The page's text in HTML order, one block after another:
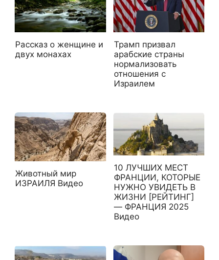
Рассказ о женщине и
двух монахах
Трамп призвал
арабские страны
нормализовать
отношения с
Израилем
Животный мир
ИЗРАИЛЯ Видео
10 ЛУЧШИХ МЕСТ
ФРАНЦИИ, КОТОРЫЕ
НУЖНО УВИДЕТЬ В
ЖИЗНИ [РЕЙТИНГ]
— ФРАНЦИЯ 2025
Видео